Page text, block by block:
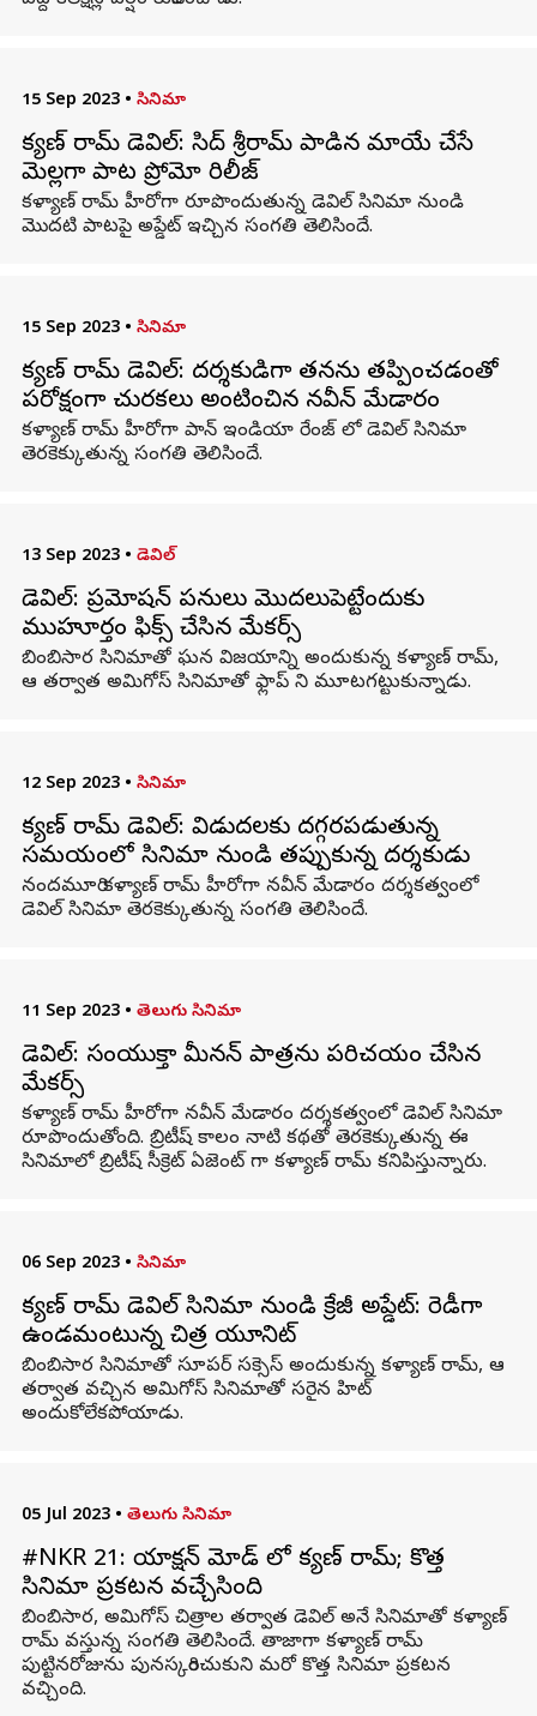
15 Sep 2023 • సినిమా
కళ్యాణ్ రామ్ డెవిల్: సిద్ శ్రీరామ్ పాడిన మాయే చేసే
మెల్లగా పాట ప్రోమో రిలీజ్
కళ్యాణ్ రామ్ హీరోగా రూపొందుతున్న డెవిల్ సినిమా నుండి
మొదటి పాటపై అప్డేట్ ఇచ్చిన సంగతి తెలిసిందే.
15 Sep 2023 • సినిమా
కళ్యాణ్ రామ్ డెవిల్: దర్శకుడిగా తనను తప్పించడంతో
పరోక్షంగా చురకలు అంటించిన నవీన్ మేడారం
కళ్యాణ్ రామ్ హీరోగా పాన్ ఇండియా రేంజ్ లో డెవిల్ సినిమా
తెరకెక్కుతున్న సంగతి తెలిసిందే.
13 Sep 2023 • డెవిల్
డెవిల్: ప్రమోషన్ పనులు మొదలుపెట్టేందుకు
ముహూర్తం ఫిక్స్ చేసిన మేకర్స్
బింబిసార సినిమాతో ఘన విజయాన్ని అందుకున్న కళ్యాణ్ రామ్,
ఆ తర్వాత అమిగోస్ సినిమాతో ఫ్లాప్ ని మూటగట్టుకున్నాడు.
12 Sep 2023 • సినిమా
కళ్యాణ్ రామ్ డెవిల్: విడుదలకు దగ్గరపడుతున్న
సమయంలో సినిమా నుండి తప్పుకున్న దర్శకుడు
నందమూరి కళ్యాణ్ రామ్ హీరోగా నవీన్ మేడారం దర్శకత్వంలో
డెవిల్ సినిమా తెరకెక్కుతున్న సంగతి తెలిసిందే.
11 Sep 2023 • తెలుగు సినిమా
డెవిల్: సంయుక్తా మీనన్ పాత్రను పరిచయం చేసిన
మేకర్స్
కళ్యాణ్ రామ్ హీరోగా నవీన్ మేడారం దర్శకత్వంలో డెవిల్ సినిమా
రూపొందుతోంది. బ్రిటీష్ కాలం నాటి కథతో తెరకెక్కుతున్న ఈ
సినిమాలో బ్రిటీష్ సీక్రెట్ ఏజెంట్ గా కళ్యాణ్ రామ్ కనిపిస్తున్నారు.
06 Sep 2023 • సినిమా
కళ్యాణ్ రామ్ డెవిల్ సినిమా నుండి క్రేజీ అప్డేట్: రెడీగా
ఉండమంటున్న చిత్ర యూనిట్
బింబిసార సినిమాతో సూపర్ సక్సెస్ అందుకున్న కళ్యాణ్ రామ్, ఆ
తర్వాత వచ్చిన అమిగోస్ సినిమాతో సరైన హిట్
అందుకోలేకపోయాడు.
05 Jul 2023 • తెలుగు సినిమా
#NKR 21: యాక్షన్ మోడ్ లో కళ్యాణ్ రామ్; కొత్త
సినిమా ప్రకటన వచ్చేసింది
బింబిసార, అమిగోస్ చిత్రాల తర్వాత డెవిల్ అనే సినిమాతో కళ్యాణ్
రామ్ వస్తున్న సంగతి తెలిసిందే. తాజాగా కళ్యాణ్ రామ్
పుట్టినరోజును పునస్కరించుకుని మరో కొత్త సినిమా ప్రకటన
వచ్చింది.